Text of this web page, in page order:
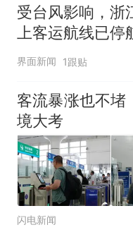
因
人生
受台风影响，浙
上客运航线已停
宁波关停涉海景区
界面新闻 1跟贴
客流暴涨也不堵
境大考
闪电新闻